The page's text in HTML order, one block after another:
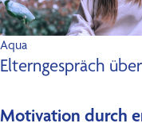
Erwachsene
Aqua
Soul
Specials
Aqua
Elterngespräch
Motivation durch